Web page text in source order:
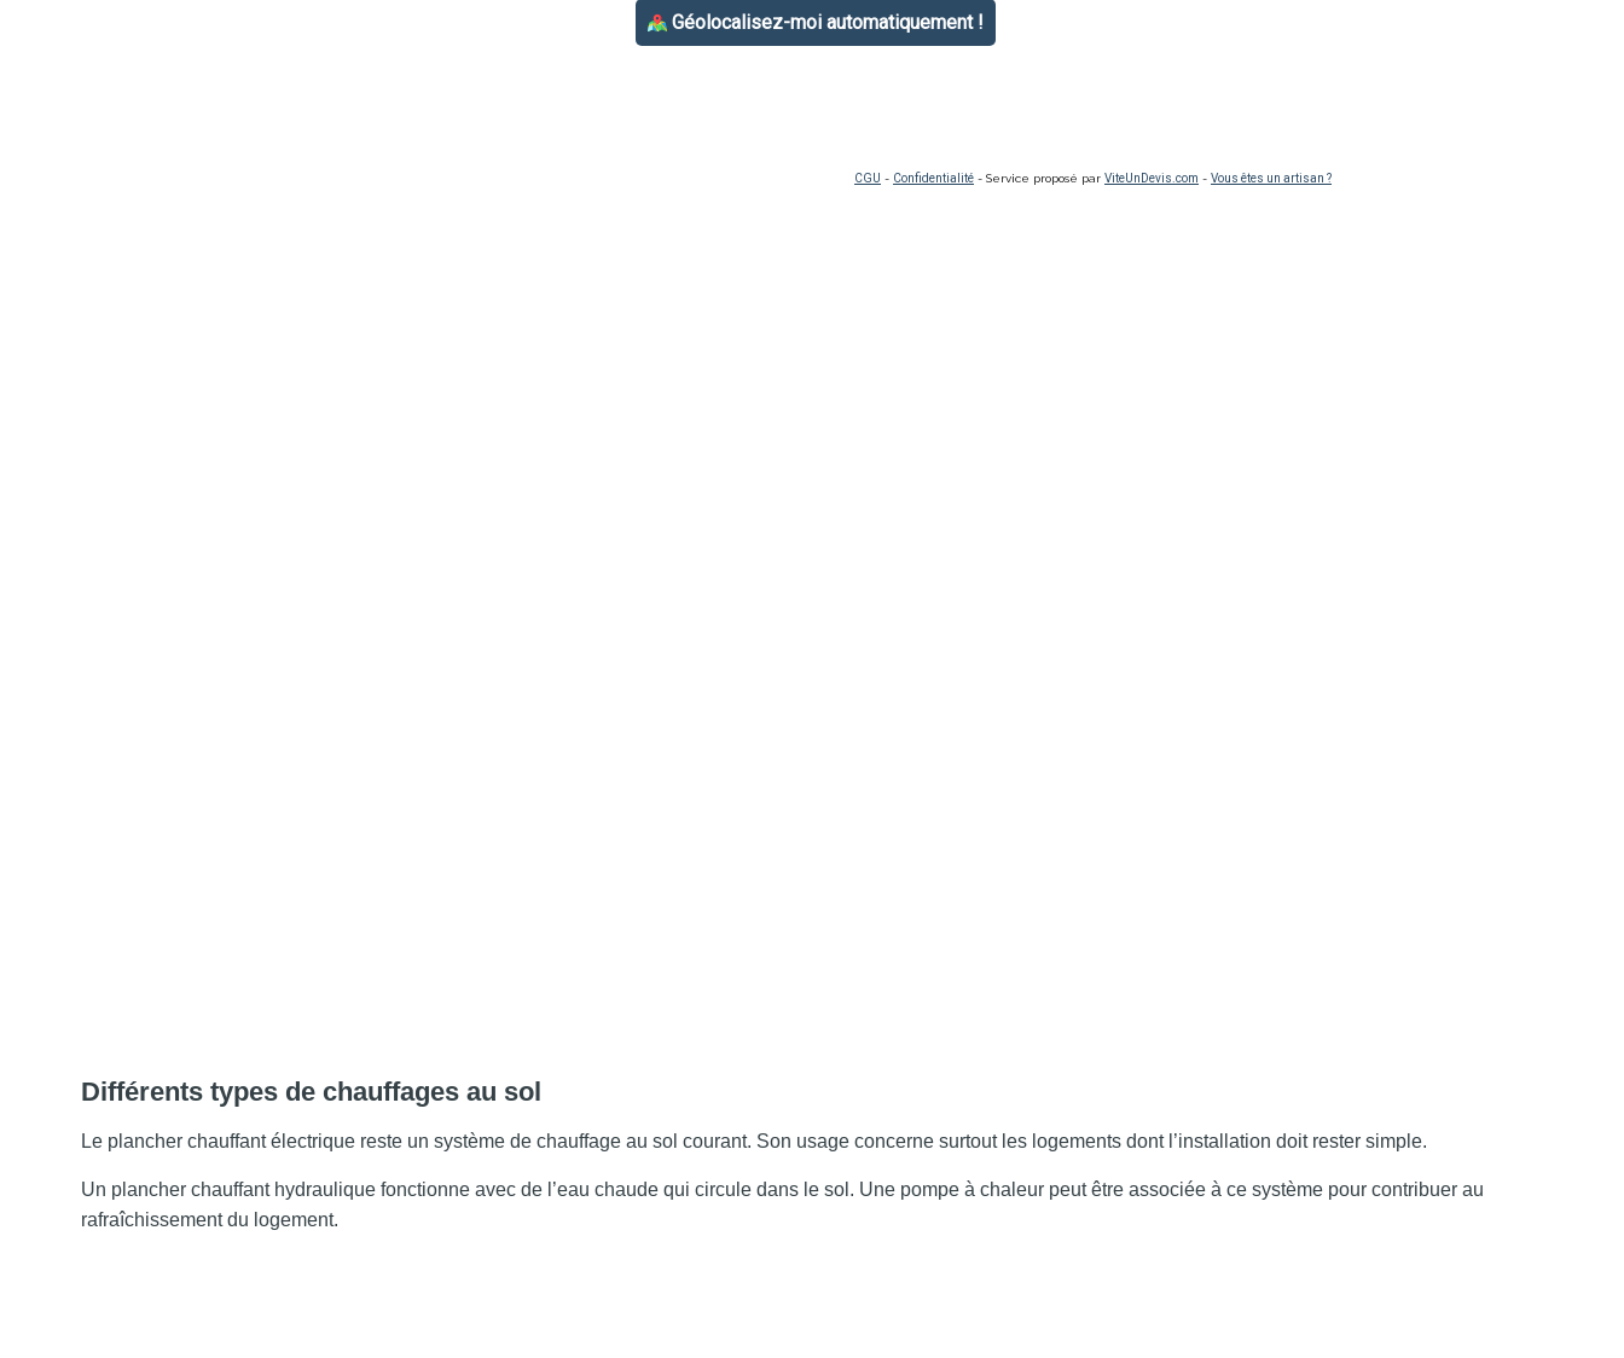
Différents types de chauffages au sol
Le plancher chauffant électrique reste un système de chauffage au sol courant. Son usage concerne surtout les logements dont l’installation doit rester simple.
Un plancher chauffant hydraulique fonctionne avec de l’eau chaude qui circule dans le sol. Une pompe à chaleur peut être associée à ce système pour contribuer au
rafraîchissement du logement.